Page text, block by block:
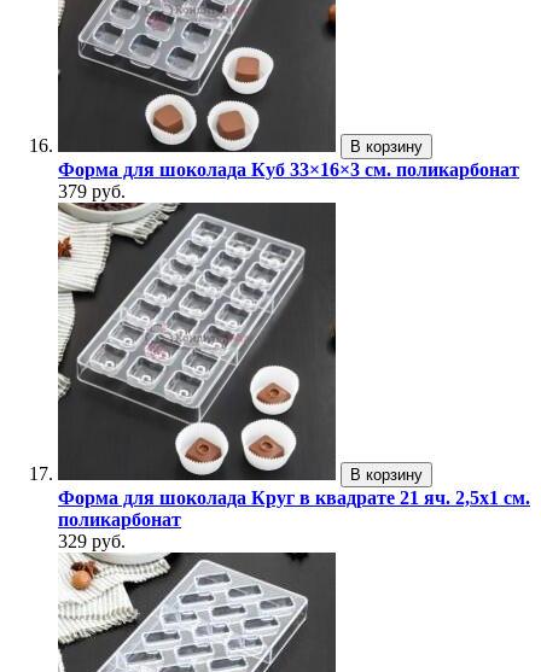
В корзину
Форма для шоколада Куб 33×16×3 см. поликарбонат
379 руб.
В корзину
Форма для шоколада Круг в квадрате 21 яч. 2,5х1 см.
поликарбонат
329 руб.